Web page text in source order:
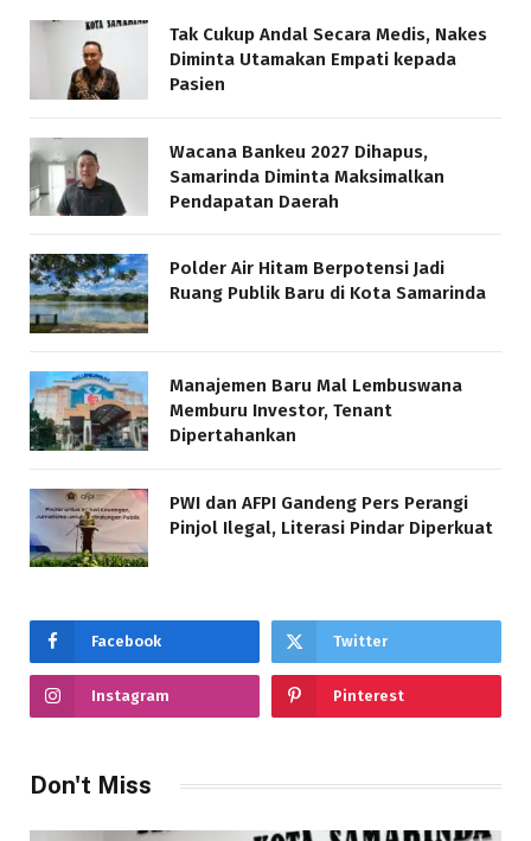
Tak Cukup Andal Secara Medis, Nakes
Diminta Utamakan Empati kepada
Pasien
Wacana Bankeu 2027 Dihapus,
Samarinda Diminta Maksimalkan
Pendapatan Daerah
Polder Air Hitam Berpotensi Jadi
Ruang Publik Baru di Kota Samarinda
Manajemen Baru Mal Lembuswana
Memburu Investor, Tenant
Dipertahankan
PWI dan AFPI Gandeng Pers Perangi
Pinjol Ilegal, Literasi Pindar Diperkuat
Facebook Twitter
Instagram Pinterest
Don't Miss